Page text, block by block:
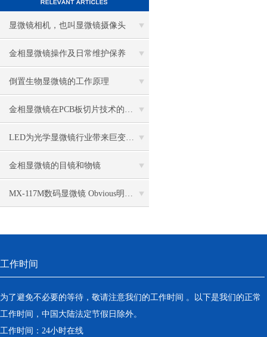
显微镜相机，也叫显微镜摄像头
金相显微镜操作及日常维护保养
倒置生物显微镜的工作原理
金相显微镜在PCB板切片技术的过程控制中的作用
LED为光学显微镜行业带来巨变 优势比传统卤素更明显
金相显微镜的目镜和物镜
MX-117M数码显微镜 Obvious明显品牌值得推荐
工作时间
为了避免不必要的等待，敬请注意我们的工作时间 。以下是我们的正常
工作时间，中国大陆法定节假日除外。
工作时间：24小时在线